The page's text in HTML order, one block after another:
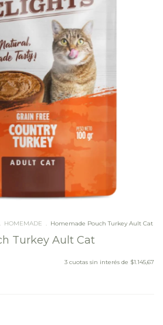
. HOMEMADE . Homemade Pouch Turkey Ault Cat
Turkey Ault Cat
3 cuotas sin interés de $1.145,67